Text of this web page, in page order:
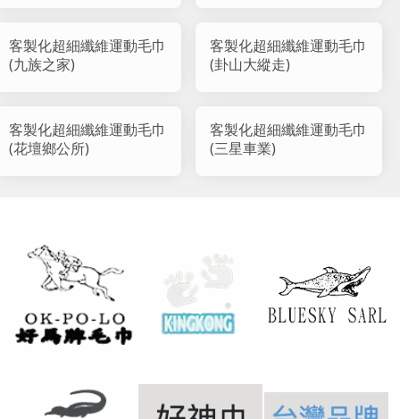
客製化超細纖維運動毛巾
(九族之家)
客製化超細纖維運動毛巾
(卦山大縱走)
客製化超細纖維運動毛巾
(花壇鄉公所)
客製化超細纖維運動毛巾
(三星車業)